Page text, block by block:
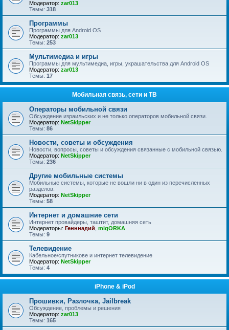
Модератор: zar013
Темы: 318
Программы
Программы для Android OS
Модератор: zar013
Темы: 253
Мультимедиа и игры
Программы для мультимедиа, игры, украшательства для Android OS
Модератор: zar013
Темы: 17
Мобильная связь, сети и ТВ
Операторы мобильной связи
Обсуждение израильских и не только операторов мобильной связи.
Модератор: NetSkipper
Темы: 86
Новости, советы и обсуждения
Новости, вопросы, советы и обсуждения связанные с мобильной связью.
Модератор: NetSkipper
Темы: 236
Другие мобильные системы
Мобильные системы, которые не вошли ни в один из перечисленных
разделов.
Модератор: NetSkipper
Темы: 58
Интернет и домашние сети
Интернет провайдеры, таштит, домашняя сеть
Модераторы: Генннадий migORKA
Темы: 9
Телевидение
Кабельное/спутникове и интернет телевидение
Модератор: NetSkipper
Темы: 4
iPhone & iPod
Прошивки, Разлочка, Jailbreak
Обсуждение, проблемы и решения
Модератор: zar013
Темы: 165